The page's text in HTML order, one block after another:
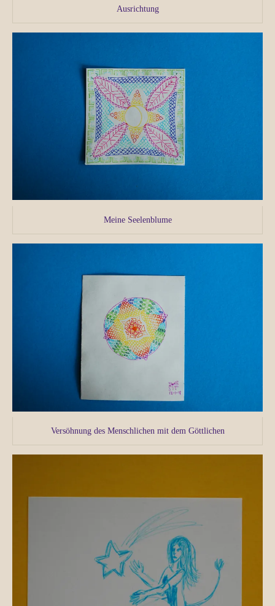
Ausrichtung
Meine Seelenblume
Versöhnung des Menschlichen mit dem Göttlichen